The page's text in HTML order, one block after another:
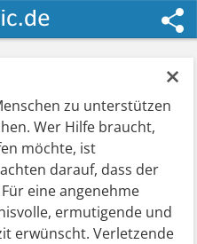
×
zu unterstützen
Wer Hilfe braucht,
möchte, ist
darauf, dass der
eine angenehme
ermutigende und
erwünscht. Verletzende